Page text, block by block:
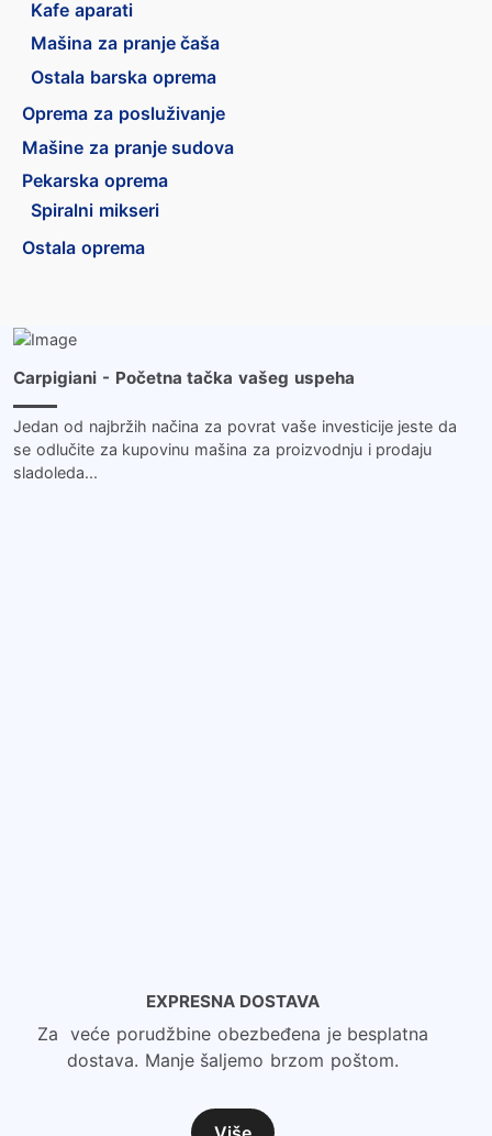
Kafe aparati
Mašina za pranje čaša
Ostala barska oprema
Oprema za posluživanje
Mašine za pranje sudova
Pekarska oprema
Spiralni mikseri
Ostala oprema
Carpigiani - Početna tačka vašeg uspeha
Jedan od najbržih načina za povrat vaše investicije jeste da
se odlučite za kupovinu mašina za proizvodnju i prodaju
sladoleda...
EXPRESNA DOSTAVA
Za veće porudžbine obezbeđena je besplatna
dostava. Manje šaljemo brzom poštom.